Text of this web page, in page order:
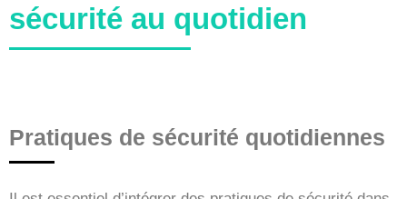
sécurité au quotidien
Pratiques de sécurité quotidiennes